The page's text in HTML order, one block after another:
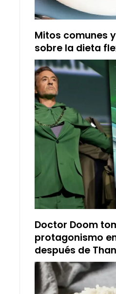
Mitos comunes
sobre la dieta
Doctor Doom
protagonismo
después de